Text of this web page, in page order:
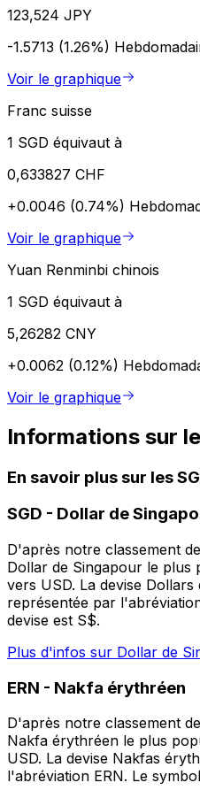
123,524 JPY
-1.5713 (1.26%)
Voir le graphique
Franc suisse
1 SGD équivaut à
0,633827 CHF
+0.0046 (0.74%)
Voir le graphique
Yuan Renminbi chinois
1 SGD équivaut à
5,26282 CNY
+0.0062 (0.12%)
Voir le graphique
Informations sur
En savoir plus sur les
SGD - Dollar de
D'après notre classement
Dollar de Singapour le plus
vers USD. La devise
représentée par
devise est S$.
Plus d'infos sur Dollar de
ERN - Nakfa érythréen
D'après notre classement
Nakfa érythréen le plus
USD. La devise Nakfas
l'abréviation ERN. Le